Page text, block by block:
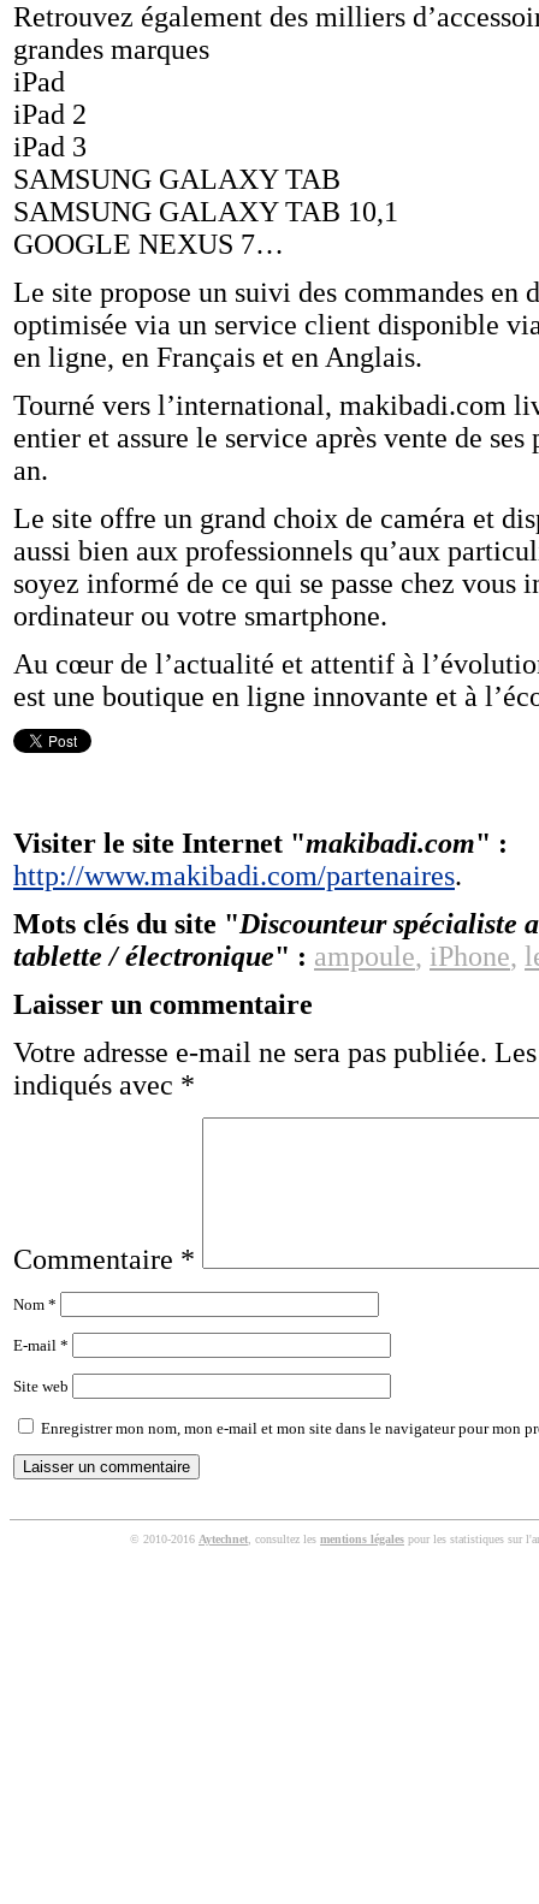
Retrouvez également des milliers
grandes marques
iPad
iPad 2
iPad 3
SAMSUNG GALAXY TAB
SAMSUNG GALAXY TAB 10,1
GOOGLE NEXUS 7…
Le site propose un suivi des commandes
optimisée via un service client disponible
en ligne, en Français et en Anglais.
Tourné vers l’international, makibadi.com
entier et assure le service après vente de
an.
Le site offre un grand choix de caméra et
aussi bien aux professionnels qu’aux
soyez informé de ce qui se passe chez vous
ordinateur ou votre smartphone.
Au cœur de l’actualité et attentif à
est une boutique en ligne innovante et à
Visiter le site Internet "makibadi.com" :
http://www.makibadi.com/partenaires.
Mots clés du site "Discounteur spécialiste
tablette / électronique" : ampoule, iPhone,
Laisser un commentaire
Votre adresse e-mail ne sera pas publiée.
indiqués avec *
Commentaire *
Nom *
E-mail *
Site web
Enregistrer mon nom, mon e-mail et mon site dans le navigateur pour mon
© 2010-2016 Aytechnet , consultez les mentions légales pour les statistiques sur